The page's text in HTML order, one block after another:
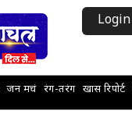
Login
जन मचं रंग-तरंग खास रिपोर्ट